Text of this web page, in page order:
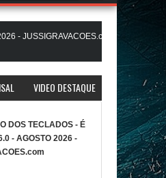
JUSSIGRAVACOES.com
PICAPAU NO BEAT -
VIDEO DESTAQUE
DOS TECLADOS - É
- AGOSTO 2026 -